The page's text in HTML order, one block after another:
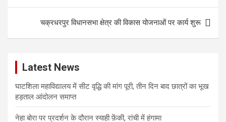
चक्रधरपुर विधानसभा क्षेत्र की विकास योजनाओं पर कार्य शुरू
Latest News
घाटशिला महाविद्यालय में सीट वृद्धि की मांग पूरी, तीन दिन बाद छात्रों का भूख
हड़ताल आंदोलन समाप्त
नेहा बोरा पर प्रदर्शन के दौरान स्याही फ़ेंकी, रांची में हंगामा